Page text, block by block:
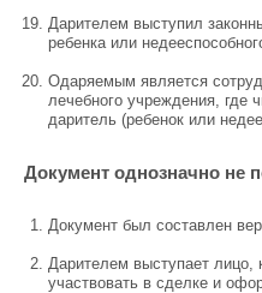
Дарителем выступил
ребенка или
Одаряемым является
лечебного учреждения, где
даритель (ребенок или
Документ однозначно не
Документ был составлен
Дарителем выступает лицо,
участвовать в сделке и